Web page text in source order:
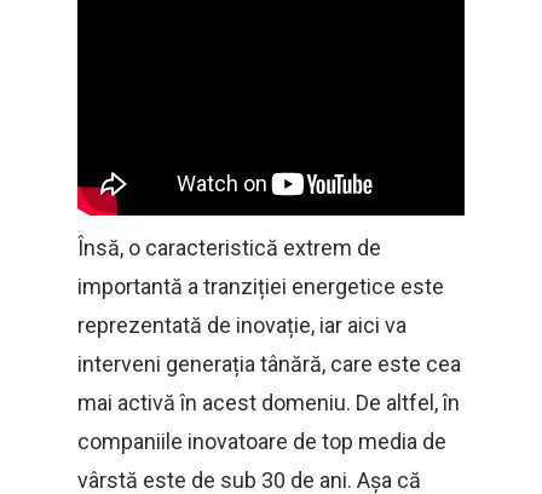
Însă, o caracteristică extrem de
importantă a tranziției energetice este
reprezentată de inovație, iar aici va
interveni generația tânără, care este cea
mai activă în acest domeniu. De altfel, în
companiile inovatoare de top media de
vârstă este de sub 30 de ani. Așa că